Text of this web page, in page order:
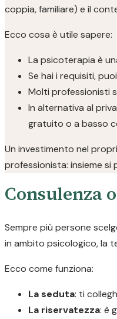
coppia, familiare) e il
Ecco cosa è utile sapere:
La psicoterapia è
Se hai i requisiti,
Molti professionisti
In alternativa al
gratuito o a basso
Un investimento nel
professionista: insieme si
Consulenza
Sempre più persone
in ambito psicologico, la
Ecco come funziona:
La seduta: ti
La riservatezza: è